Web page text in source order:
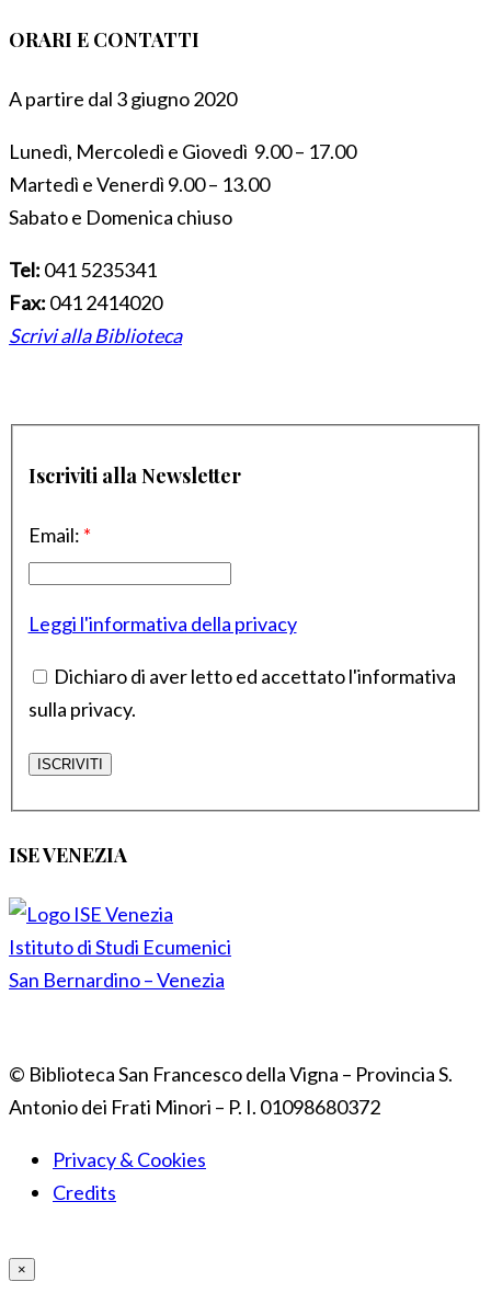
ORARI E CONTATTI
A partire dal 3 giugno 2020
Lunedì, Mercoledì e Giovedì 9.00 – 17.00
Martedì e Venerdì 9.00 – 13.00
Sabato e Domenica chiuso
Tel: 041 5235341
Fax: 041 2414020
Scrivi alla Biblioteca
Iscriviti alla Newsletter
Email: *
Leggi l'informativa della privacy
Dichiaro di aver letto ed accettato l'informativa
sulla privacy.
ISE VENEZIA
Istituto di Studi Ecumenici
San Bernardino – Venezia
© Biblioteca San Francesco della Vigna – Provincia S.
Antonio dei Frati Minori – P. I. 01098680372
Privacy & Cookies
Credits
×